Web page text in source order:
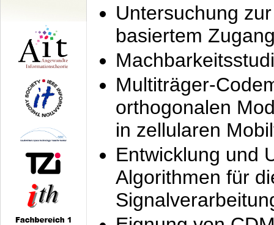
Untersuchung
basiertem
Multiträger-
orthogonalen
in zellularen
Entwicklung und
Algorithmen für